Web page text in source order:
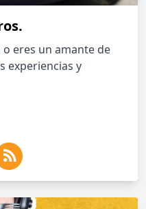
eres un amante de
experiencias y